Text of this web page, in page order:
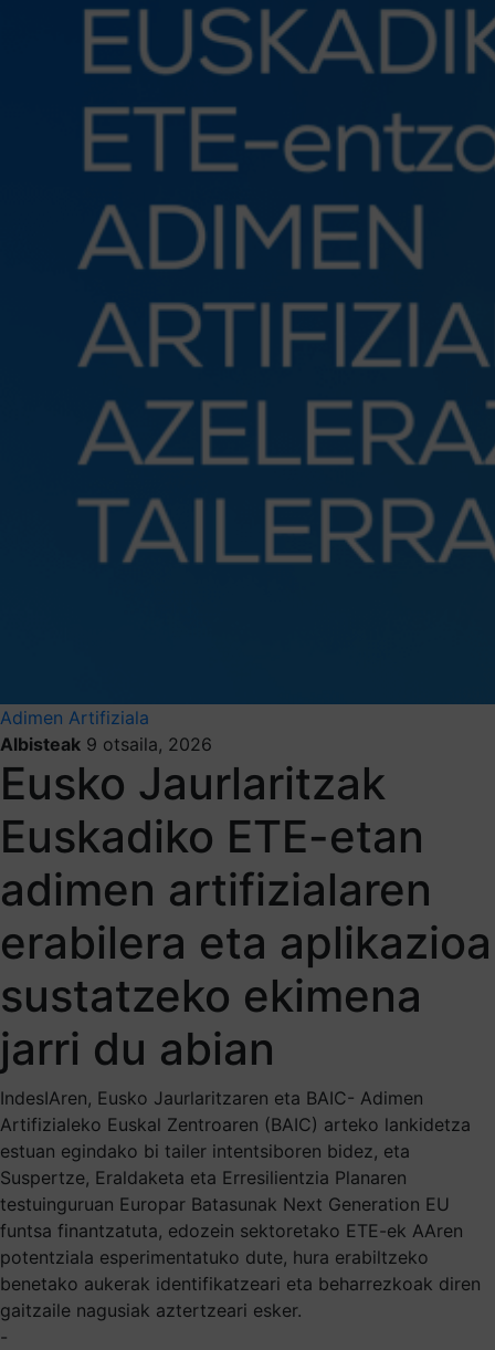
Adimen Artifiziala
Albisteak 9 otsaila, 2026
Eusko Jaurlaritzak
Euskadiko ETE-etan
adimen artifizialaren
erabilera eta aplikazioa
sustatzeko ekimena
jarri du abian
IndesIAren, Eusko Jaurlaritzaren eta BAIC- Adimen
Artifizialeko Euskal Zentroaren (BAIC) arteko lankidetza
estuan egindako bi tailer intentsiboren bidez, eta
Suspertze, Eraldaketa eta Erresilientzia Planaren
testuinguruan Europar Batasunak Next Generation EU
funtsa finantzatuta, edozein sektoretako ETE-ek AAren
potentziala esperimentatuko dute, hura erabiltzeko
benetako aukerak identifikatzeari eta beharrezkoak diren
gaitzaile nagusiak aztertzeari esker.
-